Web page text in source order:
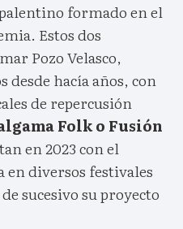
formado en el
Estos dos
Pozo Velasco,
desde hacía años, con
de repercusión
Folk o Fusión
en 2023 con el
diversos festivales
sucesivo su proyecto